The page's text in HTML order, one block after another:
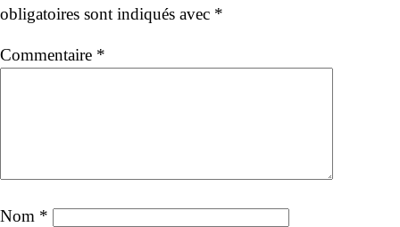
obligatoires sont indiqués avec *
Commentaire *
Nom *